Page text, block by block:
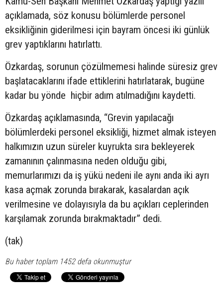
açıklamada, söz konusu bölümlerde personel
eksikliğinin giderilmesi için bayram öncesi iki günlük
grev yaptıklarını hatırlattı.
Özkardaş, sorunun çözülmemesi halinde süresiz grev
başlatacaklarını ifade ettiklerini hatırlatarak, bugüne
kadar bu yönde hiçbir adım atılmadığını kaydetti.
Özkardaş açıklamasında, “Grevin yapılacağı
bölümlerdeki personel eksikliği, hizmet almak isteyen
halkımızın uzun süreler kuyrukta sıra bekleyerek
zamanının çalınmasına neden olduğu gibi,
memurlarımızı da iş yükü nedeni ile aynı anda iki ayrı
kasa açmak zorunda bırakarak, kasalardan açık
verilmesine ve dolayısıyla da bu açıkları ceplerinden
karşılamak zorunda bırakmaktadır” dedi.
(tak)
Bu haber toplam 1452 defa okunmuştur